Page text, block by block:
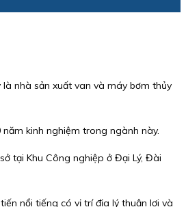
là nhà sản xuất van và máy bơm thủy
kinh nghiệm trong ngành này.
tại Khu Công nghiệp ở Đại Lý, Đài
nổi tiếng có vị trí địa lý thuận lợi và